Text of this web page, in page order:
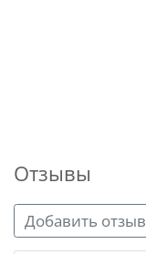
Отзывы
Добавить отзыв